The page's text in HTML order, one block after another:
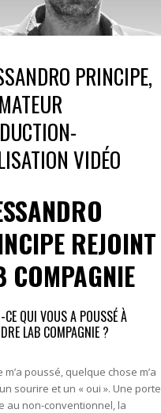
PRINCIPE,
VIDÉO
REJOINT
COMPAGNIE
CE QUI VOUS A POUSSÉ À
LAB COMPAGNIE ?
m’a poussé, quelque chose m’a
sourire et un « oui ». Une porte
au non-conventionnel, la